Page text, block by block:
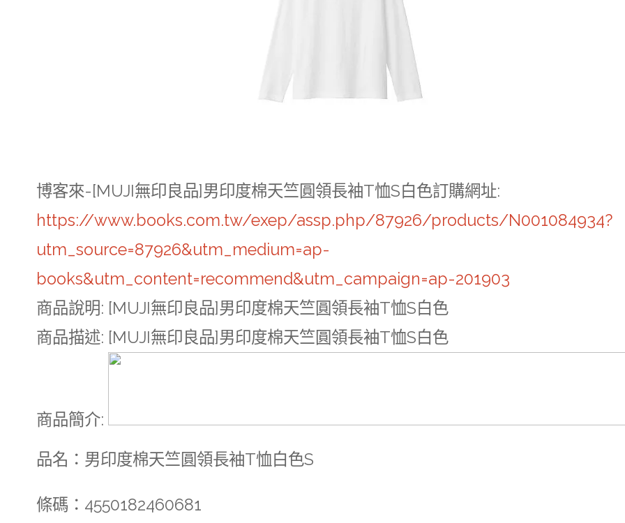
博客來-[MUJI無印良品]男印度棉天竺圓領長袖T恤S白色訂購網址:
https://www.books.com.tw/exep/assp.php/87926/products/N001084934?
utm_source=87926&utm_medium=ap-
books&utm_content=recommend&utm_campaign=ap-201903
商品說明: [MUJI無印良品]男印度棉天竺圓領長袖T恤S白色
商品描述: [MUJI無印良品]男印度棉天竺圓領長袖T恤S白色
商品簡介:
品名：男印度棉天竺圓領長袖T恤白色S
條碼：4550182460681